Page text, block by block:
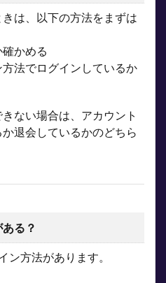
は、以下の方法をまずは
確かめる
方法でログインしているか
ない場合は、アカウント
退会しているかのどちら
る？
ン方法があります。